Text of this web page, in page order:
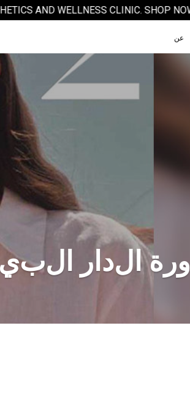
AND WELLNESS CLINIC. SHOP NOW!
عن
ور ةالدار البي